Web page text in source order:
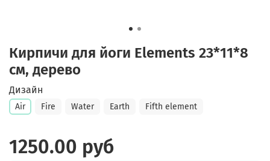
Кирпичи для йоги Elements 23*11*8
см, дерево
Дизайн
Air Fire Water Earth Fifth element
1250.00 руб